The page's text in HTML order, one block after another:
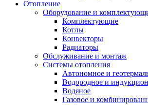
Отопление
Оборудование и
Комплектующие
Котлы
Конвекторы
Радиаторы
Обслуживание и монтаж
Системы отопления
Автономное и
Водородное и
Водяное
Газовое и